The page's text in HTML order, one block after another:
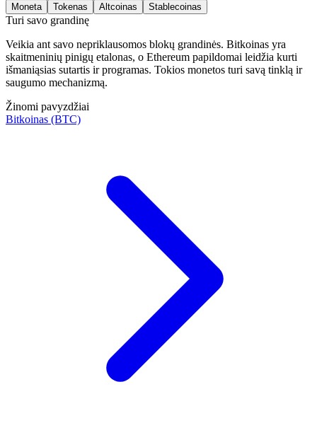
Moneta Tokenas Altcoinas Stablecoinas
Turi savo grandinę
Veikia ant savo nepriklausomos blokų grandinės. Bitkoinas yra
skaitmeninių pinigų etalonas, o Ethereum papildomai leidžia kurti
išmaniąsias sutartis ir programas. Tokios monetos turi savą tinklą ir
saugumo mechanizmą.
Žinomi pavyzdžiai
Bitkoinas (BTC)